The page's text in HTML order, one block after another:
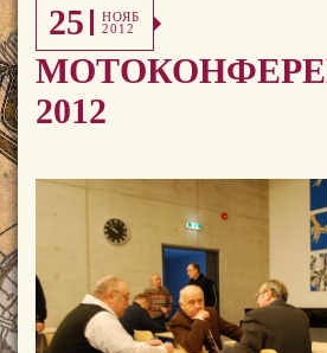
25
НОЯБ
2012
2012